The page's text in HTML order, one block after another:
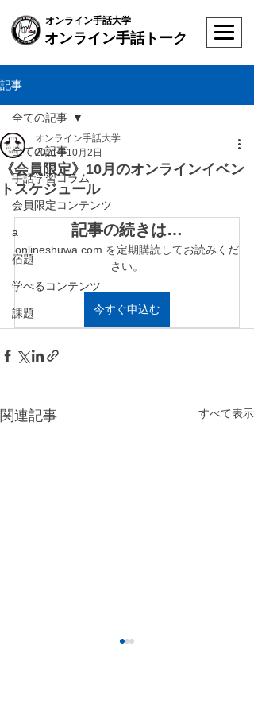
オンライン手話大学
オンライン手話トーク
記事
全ての記事
手話学習コラム
会員限定コンテンツ
a
宿題
学べるコンテンツ
課題
全ての記事
《会員限定》10月のオンラインイベン
トスケジュール
オンライン手話大学
2021年10月2日
記事の続きは…
onlineshuwa.com を定期購読してお読みくだ
さい。
今すぐ申込む
関連記事 すべて表示